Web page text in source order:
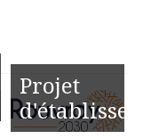
Projet